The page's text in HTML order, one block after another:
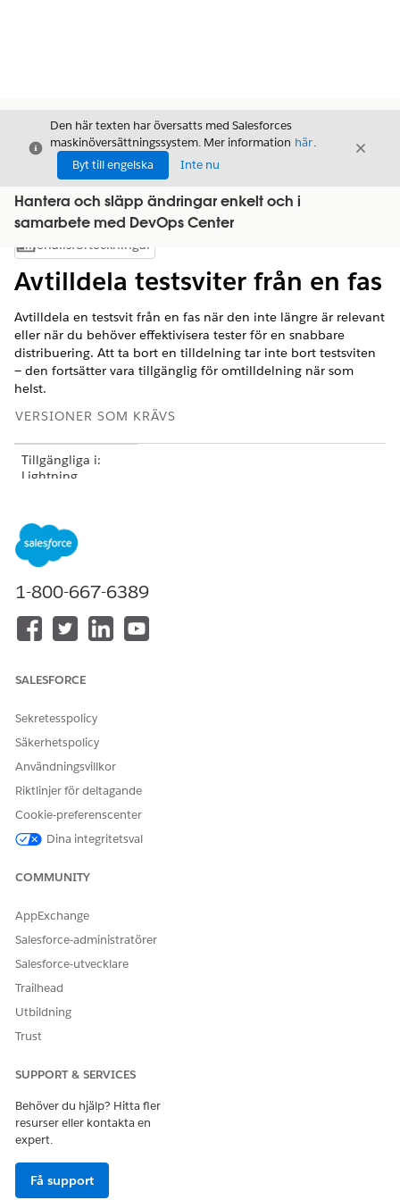
Stäng
Den här texten har översatts med Salesforces
maskinöversättningssystem. Mer information här.
Byt till engelska
Inte nu
Stäng
Hantera och släpp ändringar enkelt och i
samarbete med DevOps Center
Visa innehållsförteckning
Innehållsförteckningar
Avtilldela testsviter från en fas
Avtilldela en testsvit från en fas när den inte längre är relevant
eller när du behöver effektivisera tester för en snabbare
distribuering. Att ta bort en tilldelning tar inte bort testsviten
— den fortsätter vara tillgänglig för omtilldelning när som
helst.
VERSIONER SOM KRÄVS
Tillgängliga i:
Lightning
Professional
åtkomst krävs),
Enterprise
Performance
Unlimitedoch
Inte tillgängligt i:
Kontakta din
Salesforce för mer
Inte tillgängligt i:
driftsområde.
EU:s operativa
särskilt
som ger en
datalagringsåtaga
nden. DevOps
Center stöds i
organisationer i
EU som inteären
del av EU:s OZ,
enligt
standardproduktv
illkor.
ANVÄNDARBEHÖRIGHETER SOM KRÄVS
För att avtilldela testsviter
från en fas:
1-800-667-6389
SALESFORCE
Sekretesspolicy
Säkerhetspolicy
Användningsvillkor
Riktlinjer för deltagande
Cookie-preferenscenter
Dina integritetsval
COMMUNITY
AppExchange
Salesforce-administratörer
Salesforce-utvecklare
Trailhead
Utbildning
Trust
SUPPORT & SERVICES
Behöver du hjälp? Hitta fler
resurser eller kontakta en
expert.
Få support